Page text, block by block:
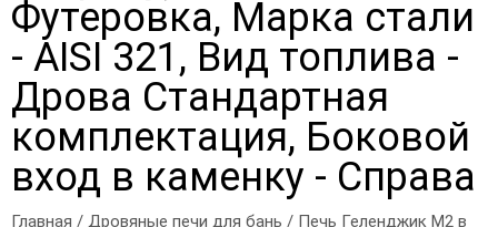
Футеровка, Марка стали
- AISI 321, Вид топлива -
Дрова Стандартная
комплектация, Боковой
вход в каменку - Справа
Главная / Дровяные печи для бань / Печь Геленджик М2 в